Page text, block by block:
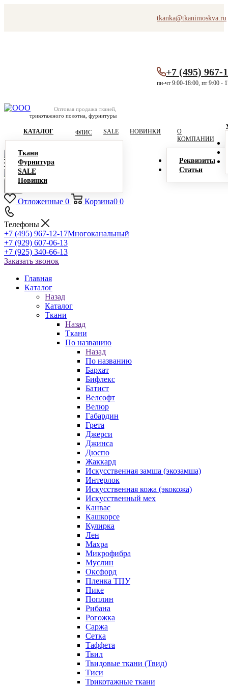
tkanka@tkanimoskva.ru
Оптовая продажа тканей,
трикотажного полотна, фурнитуры
+7 (495) 967-
пн-чт 9:00-18:00, пт 9:00 -
КАТАЛОГ
Ткани
Фурнитура
SALE
Новинки
ФЛИС SALE НОВИНКИ
О
КОМПАНИИ
Реквизиты
Статьи
Отложенные 0 Корзина0 0
Телефоны
+7 (495) 967-12-17Многоканальный
+7 (929) 607-06-13
+7 (925) 340-66-13
Заказать звонок
Главная
Каталог
Назад
Каталог
Ткани
Назад
Ткани
По названию
Назад
По названию
Бархат
Бифлекс
Батист
Велсофт
Велюр
Габардин
Грета
Джерси
Джинса
Дюспо
Жаккард
Искусственная замша (экозамша)
Интерлок
Искусственная кожа (экокожа)
Искусственный мех
Канвас
Кашкорсе
Кулирка
Лен
Махра
Микрофибра
Муслин
Оксфорд
Пленка ТПУ
Пике
Поплин
Рибана
Рогожка
Саржа
Сетка
Таффета
Твил
Твидовые ткани (Твид)
Тиси
Трикотажные ткани